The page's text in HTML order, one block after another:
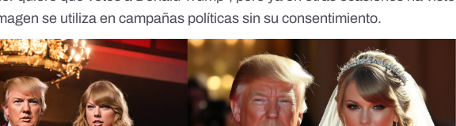
se utiliza en campañas políticas sin su consentimiento.